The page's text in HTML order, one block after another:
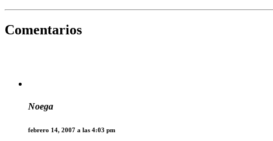
Comentarios
Noega
febrero 14, 2007 a las 4:03 pm